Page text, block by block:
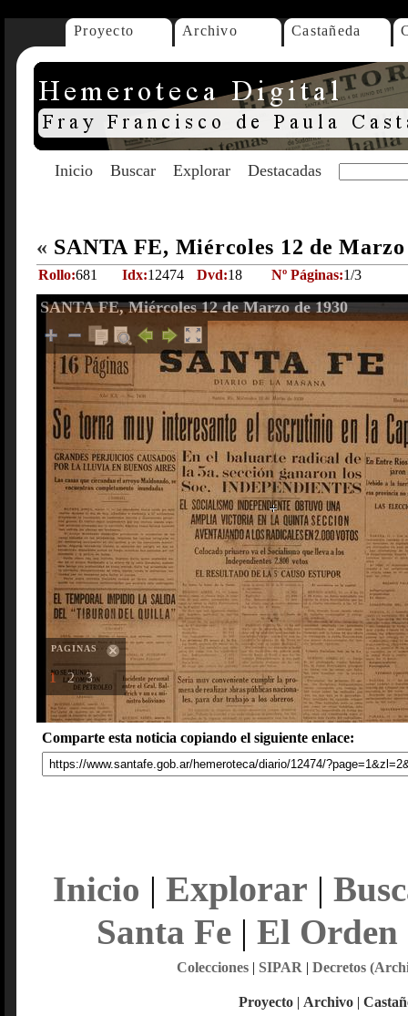
Proyecto Archivo Castañeda
Inicio Buscar Explorar Destacadas
« SANTA FE, Miércoles 12 de
Rollo:681 Idx:12474 Dvd:18 Nº Páginas:1/3
SANTA FE, Miércoles 12 de Marzo de 1930
PAGINAS
1 2 3
Comparte esta noticia copiando el siguiente enlace:
Inicio | Explorar |
Santa Fe| El Orden
Colecciones| SIPAR | Decretos
Proyecto | Archivo |